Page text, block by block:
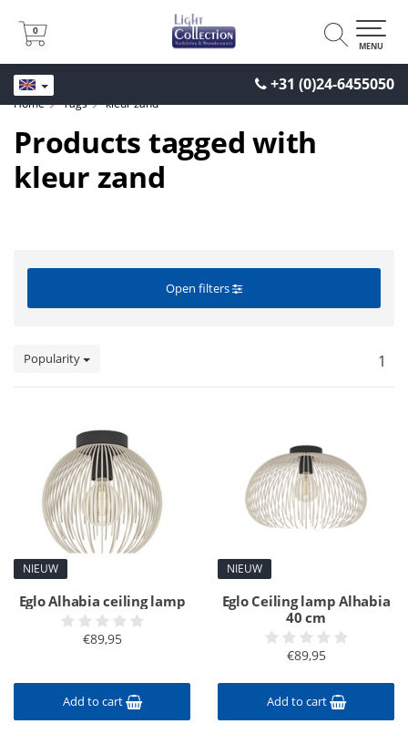
+31 (0)24-6455050
0
0
MENU
Home Tags kleur zand
Products tagged with
kleur zand
Open filters
Popularity 1
NIEUW
Eglo Alhabia ceiling lamp
€89,95
Add to cart
NIEUW
Eglo Ceiling lamp Alhabia
40 cm
€89,95
Add to cart